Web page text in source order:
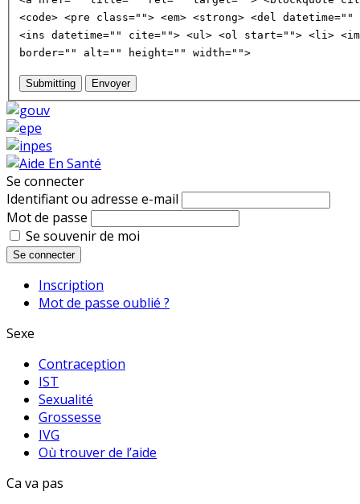
<code> <pre class=""> <em> <strong> <del
<ins datetime="" cite=""> <ul> <ol start=""> <li>
border="" alt="" height="" width="">
Submitting Envoyer
Se connecter
Identifiant ou adresse e-mail
Mot de passe
Se souvenir de moi
Se connecter
Inscription
Mot de passe oublié ?
Sexe
Contraception
IST
Sexualité
Grossesse
IVG
Où trouver de l’aide
Ca va pas